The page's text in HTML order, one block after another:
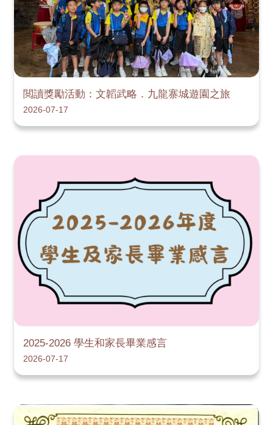
閲讀獎勵活動：文韜武略．九龍寨城遊園之旅
2026-07-17
2025-2026 學生和家長畢業感言
2026-07-17